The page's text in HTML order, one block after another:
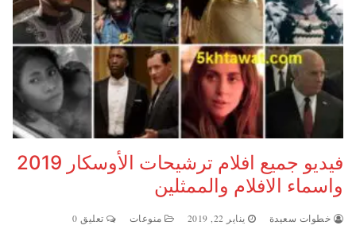
فيديو جميع افلام ترشيحات الأوسكار 2019
واسماء الافلام والممثلين
خطوات سعيدة يناير 22, 2019 منوعات تعليق 0